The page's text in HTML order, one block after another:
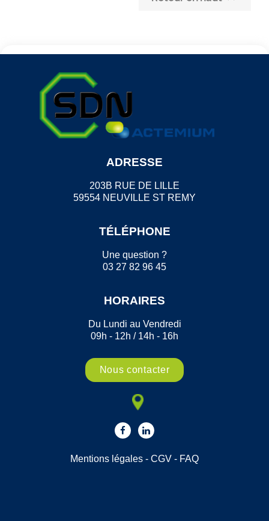
ADRESSE
203B RUE DE LILLE
59554 NEUVILLE ST REMY
TÉLÉPHONE
Une question ?
03 27 82 96 45
HORAIRES
Du Lundi au Vendredi
09h - 12h / 14h - 16h
Nous contacter
Mentions légales - CGV - FAQ